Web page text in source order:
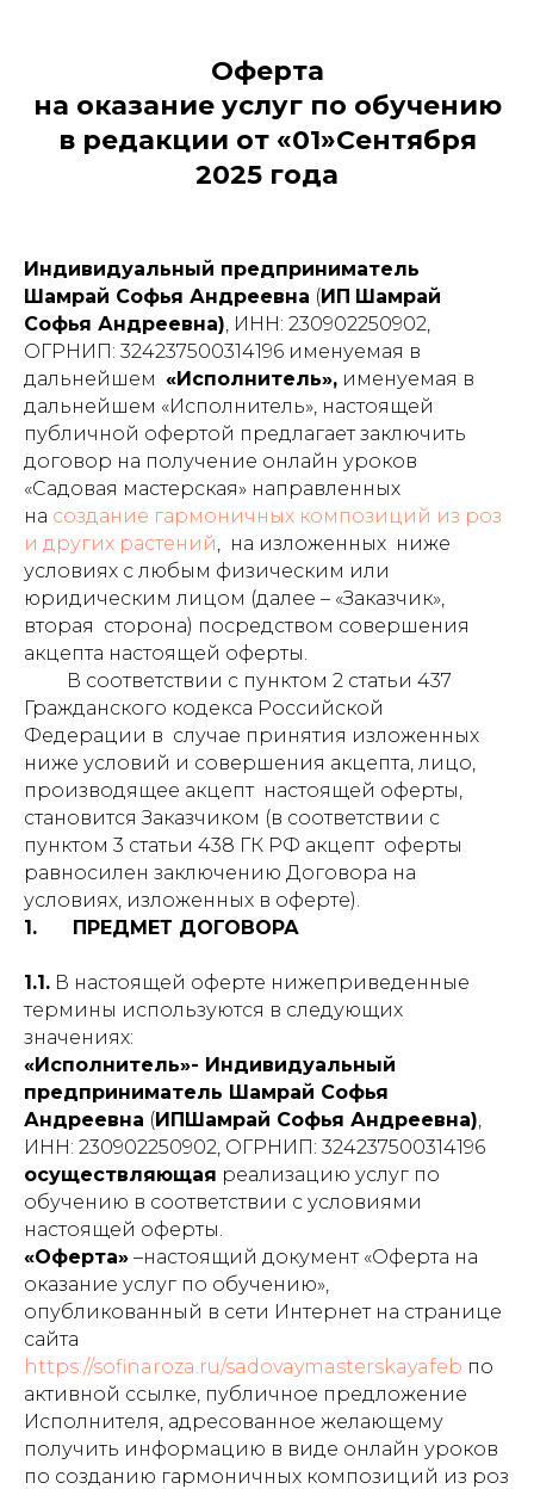
Оферта
на оказание услуг по обучению
в редакции от «01»Сентября
2025 года
Индивидуальный предприниматель
Шамрай Софья Андреевна (ИП Шамрай
Софья Андреевна), ИНН: 230902250902,
ОГРНИП: 324237500314196 именуемая в
дальнейшем «Исполнитель», именуемая в
дальнейшем «Исполнитель», настоящей
публичной офертой предлагает заключить
договор на получение онлайн уроков
«Садовая мастерская» направленных
на создание гармоничных композиций из роз
и других растений, на изложенных ниже
условиях с любым физическим или
юридическим лицом (далее – «Заказчик»,
вторая сторона) посредством совершения
акцепта настоящей оферты.
В соответствии с пунктом 2 статьи 437
Гражданского кодекса Российской
Федерации в случае принятия изложенных
ниже условий и совершения акцепта, лицо,
производящее акцепт настоящей оферты,
становится Заказчиком (в соответствии с
пунктом 3 статьи 438 ГК РФ акцепт оферты
равносилен заключению Договора на
условиях, изложенных в оферте).
1. ПРЕДМЕТ ДОГОВОРА
1.1. В настоящей оферте нижеприведенные
термины используются в следующих
значениях:
«Исполнитель»- Индивидуальный
предприниматель Шамрай Софья
Андреевна (ИПШамрай Софья Андреевна),
ИНН: 230902250902, ОГРНИП: 324237500314196
осуществляющая реализацию услуг по
обучению в соответствии с условиями
настоящей оферты.
«Оферта» –настоящий документ «Оферта на
оказание услуг по обучению»,
опубликованный в сети Интернет на странице
сайта
https://sofinaroza.ru/sadovaymasterskayafeb по
активной ссылке, публичное предложение
Исполнителя, адресованное желающему
получить информацию в виде онлайн уроков
по созданию гармоничных композиций из роз